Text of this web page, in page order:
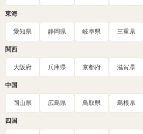
東海
愛知県 静岡県 岐阜県 三重県
関西
大阪府 兵庫県 京都府 滋賀県
中国
岡山県 広島県 鳥取県 島根県
四国